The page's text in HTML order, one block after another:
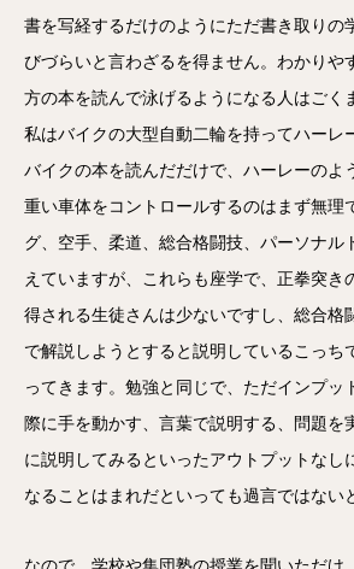
書を写経するだけのようにただ書き取りの
びづらいと言わざるを得ません。わかりや
方の本を読んで泳げるようになる人はごく
私はバイクの大型自動二輪を持ってハーレ
バイクの本を読んだだけで、ハーレーのよ
重い車体をコントロールするのはまず無理
グ、空手、柔道、総合格闘技、パーソナル
えていますが、これらも座学で、正拳突き
得される生徒さんは少ないですし、総合格
で解説しようとすると説明しているこっち
ってきます。勉強と同じで、ただインプッ
際に手を動かす、言葉で説明する、問題を
に説明してみるといったアウトプットなし
なることはまれだといっても過言ではない